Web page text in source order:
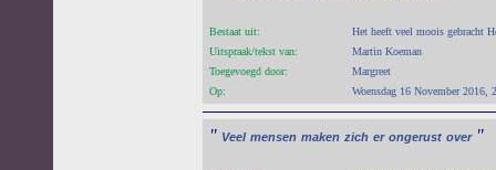
Bestaat uit:
Het heeft veel moois gebracht
Uitspraak/tekst van:
Martin Koeman
Toegevoegd door:
Margreet
Op:
Woensdag 16 November 2016,
" Veel mensen maken zich er ongerust over "